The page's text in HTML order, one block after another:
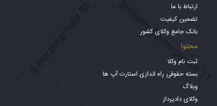
ارتباط با ما
تضمین کیفیت
بانک جامع وکلای کشور
محتوا
ثبت نام وکلا
بسته حقوقی راه اندازی استارت آپ ها
وبلاگ
وکلای دادپرداز